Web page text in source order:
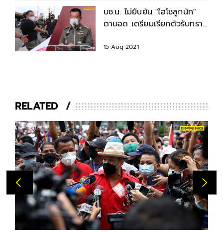
บช.น. ไม่ยืนยัน "ไฮโซลูกนัท"
ตาบอด เตรียมเรียกตัวรับทราบ
15 Aug 2021
RELATED